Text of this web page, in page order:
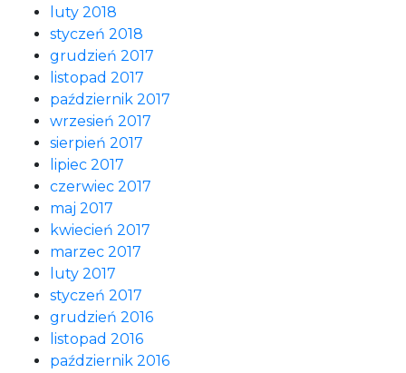
luty 2018
styczeń 2018
grudzień 2017
listopad 2017
październik 2017
wrzesień 2017
sierpień 2017
lipiec 2017
czerwiec 2017
maj 2017
kwiecień 2017
marzec 2017
luty 2017
styczeń 2017
grudzień 2016
listopad 2016
październik 2016